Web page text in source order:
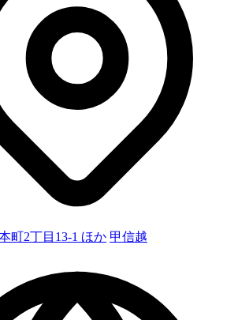
町2丁目13-1 ほか 甲信越